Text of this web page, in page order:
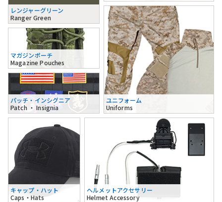
レンジャーグリーン
Ranger Green
マガジンポーチ
Magazine Pouches
パッチ・インシグニア
Patch ・ Insignia
ユニフォーム
Uniforms
キャップ・ハット
Caps・Hats
ヘルメットアクセサリー
Helmet Accessory